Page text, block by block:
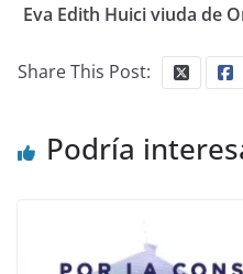
Eva Edith Huici viuda de
Share This Post:
Podría